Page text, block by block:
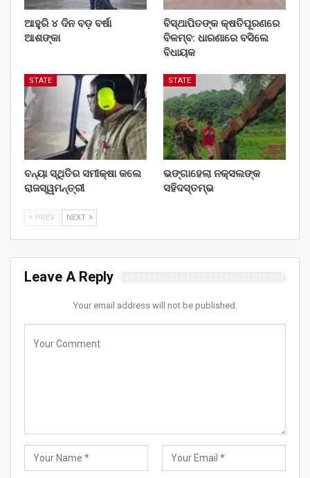
ଆହୁରି ୪ ଦିନ ବଡ଼ ବର୍ଷା
ଆଶଙ୍କା
ବିସ୍ଥାପିତଙ୍କ କ୍ଷତିପୂରଣରେ
ବିଳମ୍ବ: ଧାରଣାରେ ବସିଲେ
ବିଧାୟକ
STATE
ବନ୍ୟା ସ୍ଥିତିର ସମୀକ୍ଷା କଲେ
ରାଜସ୍ୱମନ୍ତ୍ରୀ
STATE
ଭଙ୍ଗାହେଲା ନକ୍ସଲଙ୍କ
ସହିଦସ୍ତମ୍ଭ
PREV NEXT
Leave A Reply
Your email address will not be published.